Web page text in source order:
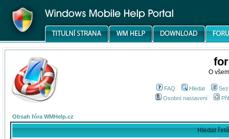
O
FAQ Hledat
Osobní nastavení
Obsah fóra WMHelp.cz
Hledat